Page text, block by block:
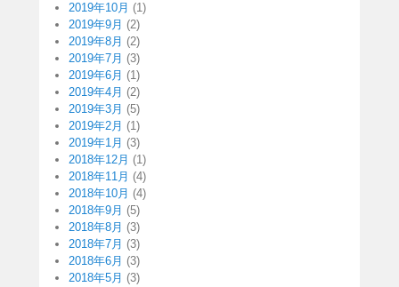
2019年10月 (1)
2019年9月 (2)
2019年8月 (2)
2019年7月 (3)
2019年6月 (1)
2019年4月 (2)
2019年3月 (5)
2019年2月 (1)
2019年1月 (3)
2018年12月 (1)
2018年11月 (4)
2018年10月 (4)
2018年9月 (5)
2018年8月 (3)
2018年7月 (3)
2018年6月 (3)
2018年5月 (3)